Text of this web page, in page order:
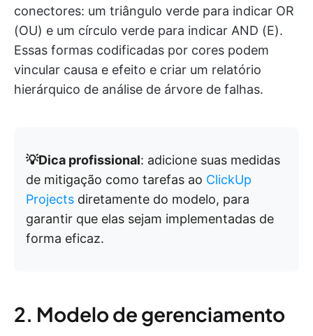
conectores: um triângulo verde para indicar OR
(OU) e um círculo verde para indicar AND (E).
Essas formas codificadas por cores podem
vincular causa e efeito e criar um relatório
hierárquico de análise de árvore de falhas.
💡Dica profissional: adicione suas medidas
de mitigação como tarefas ao ClickUp
Projects diretamente do modelo, para
garantir que elas sejam implementadas de
forma eficaz.
2. Modelo de gerenciamento